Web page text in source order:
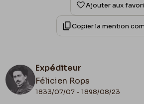
Ajouter aux
Copier la mention
Expéditeur
Félicien Rops
1833/07/07 - 1898/08/23